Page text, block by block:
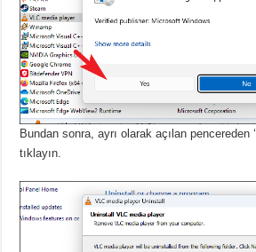
Bundan sonra, ayrı olarak açılan pencereden
tıklayın.